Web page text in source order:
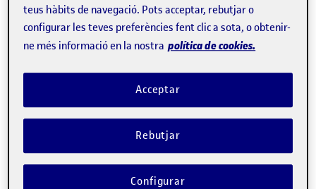
governamentals de tot el món. El denominador comú de
totes aquestes organitzacions és el fet d'estar
Aquesta adhesió de la UOC a la Planetary Health Alliance
és una mostra més de l'
Universitat per abordar els reptes globals de l'Agenda
2030, com la crisi climàtica ambiental. De fet, la UOC,
teus hàbits de navegació. Pots acceptar, rebutjar o
configurar les teves preferències fent clic a sota, o obtenir-
ne més informació en la nostra política de cookies.
Rebutjar
Acceptar
Configurar